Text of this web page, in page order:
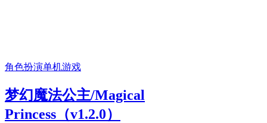
角色扮演单机游戏
梦幻魔法公主/Magical
Princess（v1.2.0）